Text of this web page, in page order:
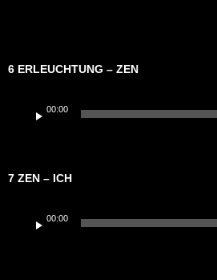
6 ERLEUCHTUNG – ZEN
Player
00:00
7 ZEN – ICH
Player
00:00